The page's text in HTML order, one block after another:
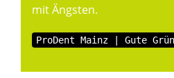
mit Ängsten.
ProDent Mainz | Gute